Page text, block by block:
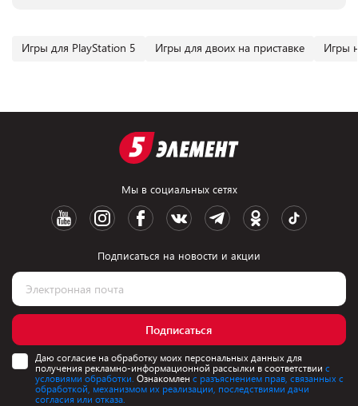
Игры для PlayStation 5 Игры для двоих на приставке Игры
Мы в социальных сетях
Подписаться на новости и акции
Подписаться
Даю согласие на обработку моих персональных данных для
получения рекламно-информационной рассылки в соответствии с
условиями обработки. Ознакомлен с разъяснением прав, связанных с
обработкой, механизмом их реализации, последствиями дачи
согласия или отказа.